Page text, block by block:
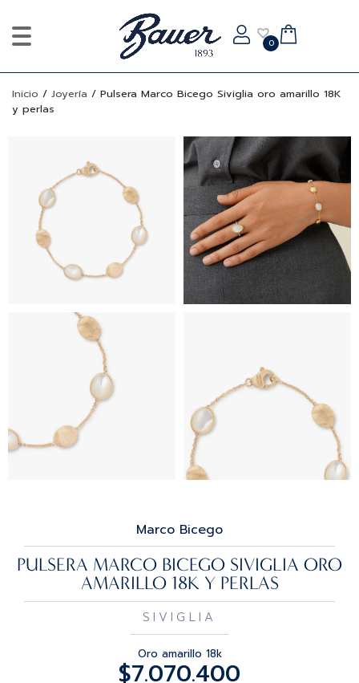
0
Inicio / Joyería / Pulsera Marco Bicego Siviglia oro amarillo 18K
y perlas
Marco Bicego
PULSERA MARCO BICEGO SIVIGLIA ORO
AMARILLO 18K Y PERLAS
SIVIGLIA
Oro amarillo 18k
$7.070.400